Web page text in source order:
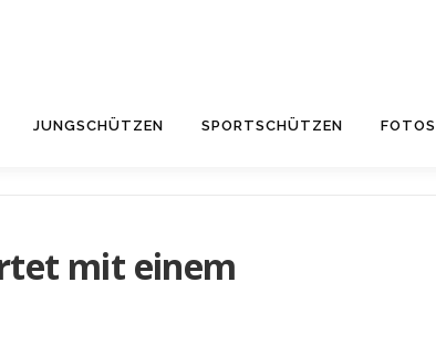
JUNGSCHÜTZEN SPORTSCHÜTZEN FOTOS
mit einem